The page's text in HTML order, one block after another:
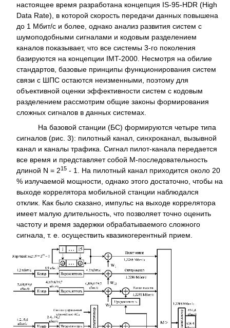
настоящее время разработана концепция IS-95-HDR (High
Data Rate), в которой скорость передачи данных повышена
до 1 Мбит/с и более, однако анализ развития систем с
шумоподобными сигналами и кодовым разделением
каналов показывает, что все системы 3-го поколения
базируются на концепции IMT-2000. Несмотря на обилие
стандартов, базовые принципы функционирования систем
связи с ШПС остаются неизменными, поэтому для
объективной оценки эффективности систем с кодовым
разделением рассмотрим общие законы формирования
сложных сигналов в данных системах.
На базовой станции (БС) формируются четыре типа
сигналов (рис. 3): пилотный канал, синхроканал, вызывной
канал и каналы трафика. Сигнал пилот-канала передается
все время и представляет собой M-последовательность
длиной N = 215 - 1. На пилотный канал приходится около 20
% излучаемой мощности, однако этого достаточно, чтобы на
выходе коррелятора мобильной станции наблюдался
отклик. Как было сказано, импульс на выходе коррелятора
имеет малую длительность, что позволяет точно оценить
частоту и время задержки обрабатываемого сложного
сигнала, т. е. осуществить квазикогерентный прием.